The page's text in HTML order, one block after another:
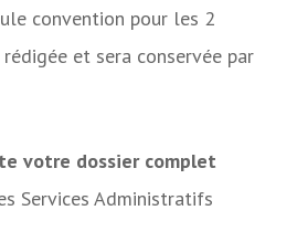
convention pour les 2
et sera conservée par
votre dossier complet
Services Administratifs